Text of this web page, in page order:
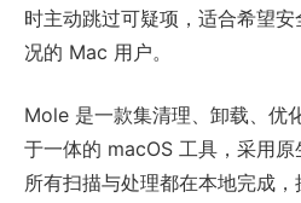
时主动跳过可疑项，适合希望
况的 Mac 用户。
Mole 是一款集清理、卸载、优
于一体的 macOS 工具，采用原
所有扫描与处理都在本地完成